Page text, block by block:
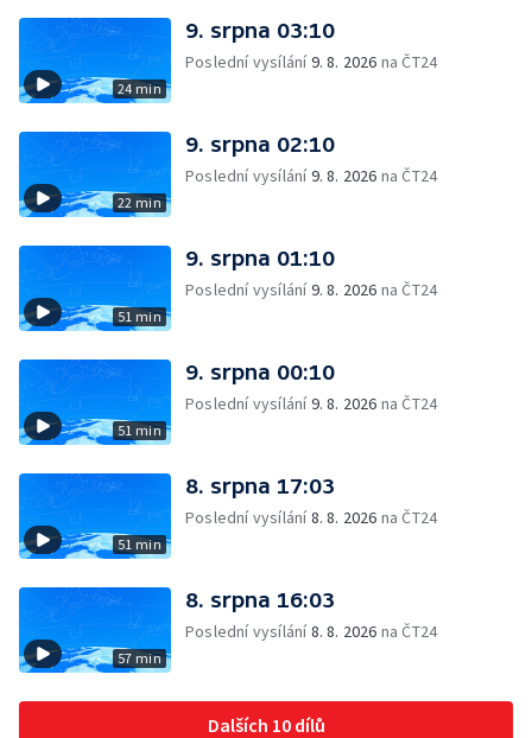
24 min
9. srpna 03:10
Poslední vysílání9. 8. 2026 na ČT24
22 min
9. srpna 02:10
Poslední vysílání9. 8. 2026 na ČT24
51 min
9. srpna 01:10
Poslední vysílání9. 8. 2026 na ČT24
51 min
9. srpna 00:10
Poslední vysílání9. 8. 2026 na ČT24
51 min
8. srpna 17:03
Poslední vysílání8. 8. 2026 na ČT24
57 min
8. srpna 16:03
Poslední vysílání8. 8. 2026 na ČT24
Dalších 10 dílů